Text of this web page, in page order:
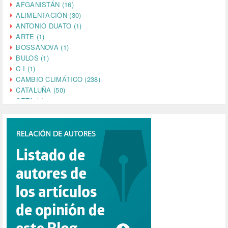
AFGANISTÁN (16)
ALIMENTACIÓN (30)
ANTONIO DUATO (1)
ARTE (1)
BOSSANOVA (1)
BULOS (1)
C I (1)
CAMBIO CLIMÁTICO (238)
CATALUÑA (50)
CETA (2)
CINE (35)
COMPROMISO (2)
CONFERENCIA (1)
CONSUMO (1)
CORONAVIRUS (155)
CORRUPCIÓN (215)
CULTURA (704)
DANA (78)